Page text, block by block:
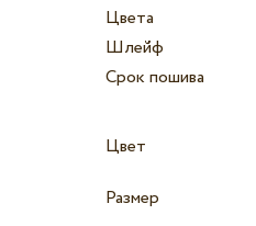
Цвета
Шлейф
Срок пошива
Цвет
Размер